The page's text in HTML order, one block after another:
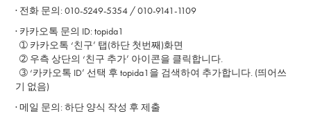
· 전화 문의: 010-5249-5354 / 010-9141-1109
· 카카오톡 문의 ID: topida1
➀ 카카오톡 ‘친구’ 탭(하단 첫번째)화면
➁ 우측 상단의 ‘친구 추가’ 아이콘을 클릭합니다.
➂ ‘카카오톡 ID’ 선택 후 topida1을 검색하여 추가합니다. (띄어쓰
기 없음)
· 메일 문의: 하단 양식 작성 후 제출